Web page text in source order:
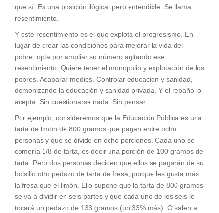
que sí. Es una posición ilógica, pero entendible. Se llama
resentimiento.
Y este resentimiento es el que explota el progresismo. En
lugar de crear las condiciones para mejorar la vida del
pobre, opta por ampliar su número agitando ese
resentimiento. Quiere tener el monopolio y explotación de los
pobres. Acaparar medios. Controlar educación y sanidad,
demonizando la educación y sanidad privada. Y el rebaño lo
acepta. Sin cuestionarse nada. Sin pensar.
Por ejemplo, consideremos que la Educación Pública es una
tarta de limón de 800 gramos que pagan entre ocho
personas y que se divide en ocho porciones. Cada uno se
comería 1/8 de tarta, es decir una porción de 100 gramos de
tarta. Pero dos personas deciden que ellos se pagarán de su
bolsillo otro pedazo de tarta de fresa, porque les gusta más
la fresa que el limón. Ello supone que la tarta de 800 gramos
se va a dividir en seis partes y que cada uno de los seis le
tocará un pedazo de 133 gramos (un 33% más). O salen a